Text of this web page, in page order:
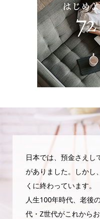
日本では、預金さえし
がありました。しかし
くに終わっています。
人生100年時代、老後
代・Z世代がこれから